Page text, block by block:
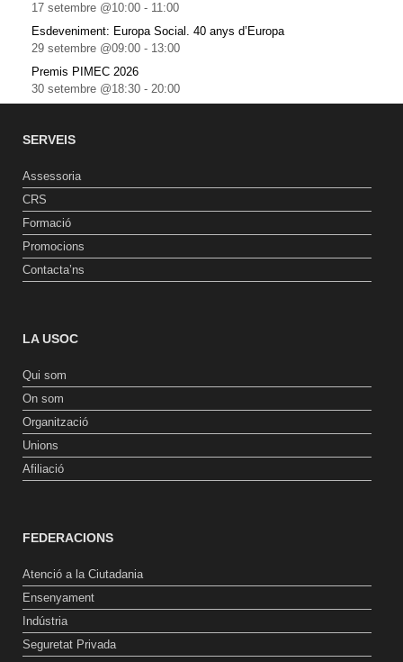
17 setembre @10:00 - 11:00
Esdeveniment: Europa Social. 40 anys d’Europa
29 setembre @09:00 - 13:00
Premis PIMEC 2026
30 setembre @18:30 - 20:00
SERVEIS
Assessoria
CRS
Formació
Promocions
Contacta’ns
LA USOC
Qui som
On som
Organització
Unions
Afiliació
FEDERACIONS
Atenció a la Ciutadania
Ensenyament
Indústria
Seguretat Privada